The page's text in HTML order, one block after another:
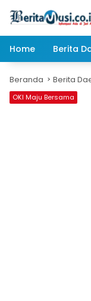
Home
Berita
Beranda Berita
OKI Maju Bersama